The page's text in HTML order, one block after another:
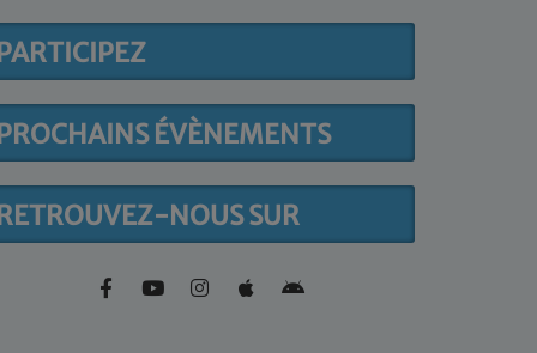
ÉVÈNEMENTS
NOUS SUR